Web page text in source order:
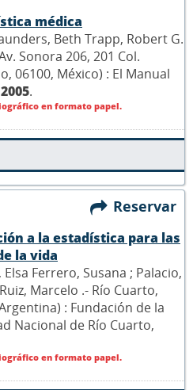
médica
Beth Trapp, Robert G.
Sonora 206, 201 Col.
06100, México) : El Manual
2005.
en formato papel.
Reservar
a la estadística para las
la vida
Ferrero, Susana ; Palacio,
Marcelo .- Río Cuarto,
: Fundación de la
Nacional de Río Cuarto,
en formato papel.